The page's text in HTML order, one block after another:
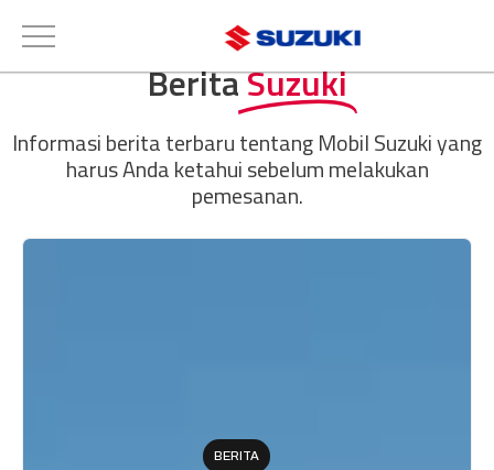
BeritaSuzuki
Informasi berita terbaru tentang Mobil Suzuki yang
harus Anda ketahui sebelum melakukan
pemesanan.
BERITA